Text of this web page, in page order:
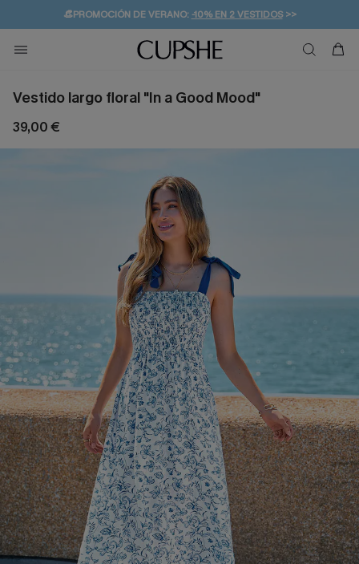
👒PROMOCIÓN DE VERANO:-10% EN 2 VESTIDOS>>
💌¡SUSCRIBIRSE & GANAR -10% EXTRA!
🚚ENVÍO GRATUITO A PARTIR DE 49 € >>
Vestido largo floral "In a Good Mood"
39,00 €